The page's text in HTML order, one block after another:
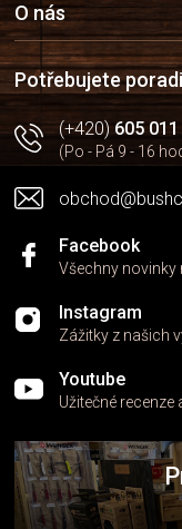
a
t
í
O nás
Potřebujete
(+420)605 011
(Po - Pá 9 - 16
Facebook
Všechny
Instagram
Zážitky z našich
Youtube
Užitečné recenze